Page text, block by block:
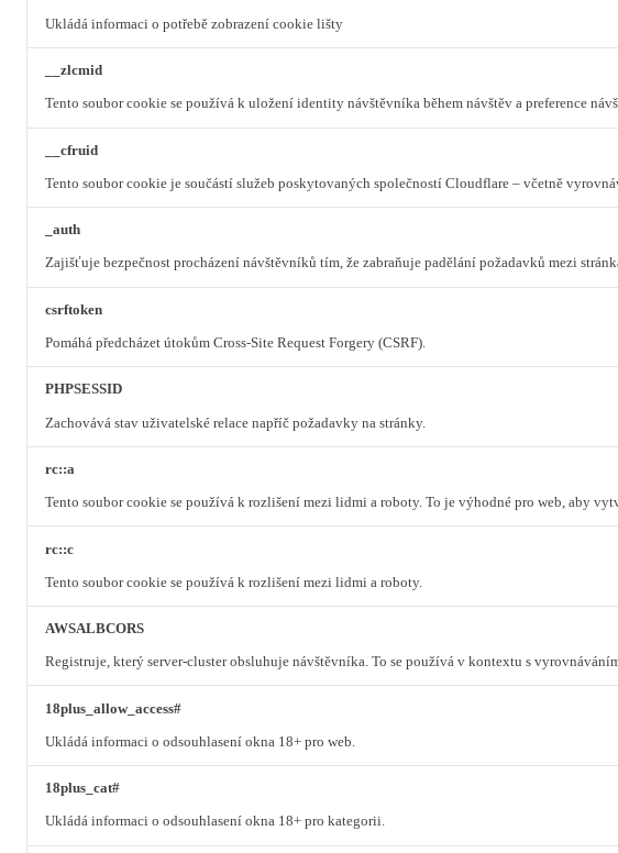
Ukládá informaci o potřebě zobrazení cookie lišty
__zlcmid
Tento soubor cookie se používá k uložení identity návštěvníka během návštěv a preference
__cfruid
Tento soubor cookie je součástí služeb poskytovaných společností Cloudflare – včetně
_auth
Zajišťuje bezpečnost procházení návštěvníků tím, že zabraňuje padělání požadavků mezi
csrftoken
Pomáhá předcházet útokům Cross-Site Request Forgery (CSRF).
PHPSESSID
Zachovává stav uživatelské relace napříč požadavky na stránky.
rc::a
Tento soubor cookie se používá k rozlišení mezi lidmi a roboty. To je výhodné pro web, aby
rc::c
Tento soubor cookie se používá k rozlišení mezi lidmi a roboty.
AWSALBCORS
Registruje, který server-cluster obsluhuje návštěvníka. To se používá v kontextu s
18plus_allow_access#
Ukládá informaci o odsouhlasení okna 18+ pro web.
18plus_cat#
Ukládá informaci o odsouhlasení okna 18+ pro kategorii.